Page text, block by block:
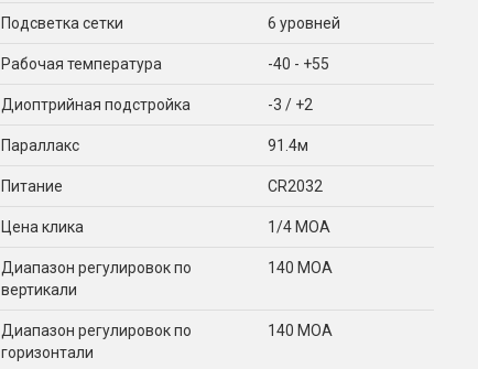
Подсветка сетки 6 уровней
Рабочая температура -40 - +55
Диоптрийная подстройка -3 / +2
Параллакс 91.4м
Питание CR2032
Цена клика 1/4 MOA
Диапазон регулировок по
вертикали
140 MOA
Диапазон регулировок по
горизонтали
140 MOA